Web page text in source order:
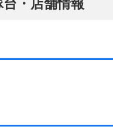
・店舗情報